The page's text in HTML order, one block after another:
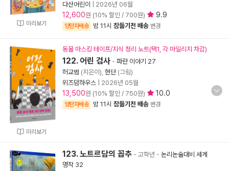
미리보기
다산어린이
2026년 06월
12,600원 (10% 할인 / 700원) 9.9
양탄자배송 밤 11시 잠들기전 배송 변경
미리보기
동물 마스킹 테이프/지식 정리 노트(택1, 각 마일리지 차감)
122. 어린 검사 - 파란 이야기 27
허교범 (지은이), 현단(그림)
위즈덤하우스
2026년 05월
13,500원 (10% 할인 / 750원) 10.0
양탄자배송 밤 11시 잠들기전 배송 변경
123. 노트르담의 꼽추 - 고학년 - 논리논술대비 세계
명작 32